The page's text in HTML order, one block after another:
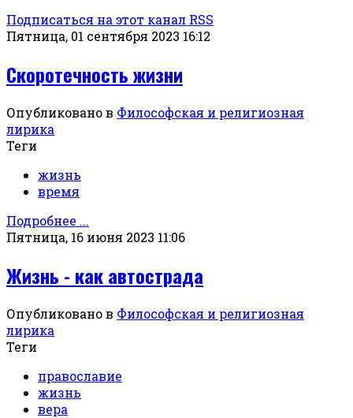
Подписаться на этот канал RSS
Пятница, 01 сентября 2023 16:12
Скоротечность жизни
Опубликовано в Философская и религиозная
лирика
Теги
жизнь
время
Подробнее ...
Пятница, 16 июня 2023 11:06
Жизнь - как автострада
Опубликовано в Философская и религиозная
лирика
Теги
православие
жизнь
вера